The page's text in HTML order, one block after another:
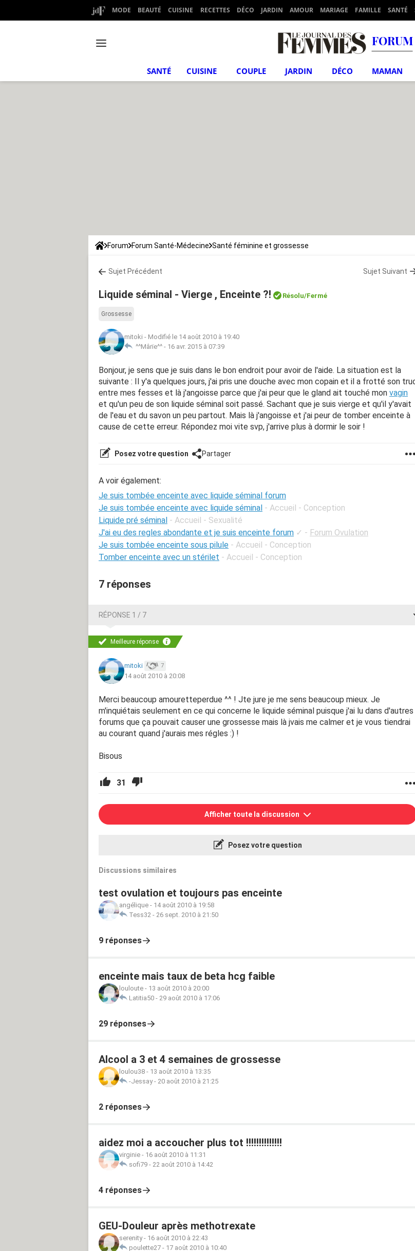
MODE BEAUTÉ CUISINE RECETTES DÉCO JARDIN AMOUR MARIAGE FAMILLE SANTÉ
FORUM
SANTÉ CUISINE COUPLE JARDIN DÉCO MAMAN
Forum Forum Santé-Médecine Santé féminine et grossesse
Sujet Précédent Sujet Suivant
Liquide séminal - Vierge , Enceinte ?! Résolu/Fermé
Grossesse
mitoki - Modifié le 14 août 2010 à 19:40
^^Mârïe^^ - 16 avr. 2015 à 07:39
Bonjour, je sens que je suis dans le bon endroit pour avoir de l'aide. La situation est la
suivante : Il y'a quelques jours, j'ai pris une douche avec mon copain et il a frotté son
entre mes fesses et là j'angoisse parce que j'ai peur que le gland ait touché mon vagin
et qu'un peu de son liquide séminal soit passé. Sachant que je suis vierge et qu'il y'avait
de l'eau et du savon un peu partout. Mais là j'angoisse et j'ai peur de tomber enceinte à
cause de cette erreur. Répondez moi vite svp, j'arrive plus à dormir le soir !
Posez votre question Partager
A voir également:
Je suis tombée enceinte avec liquide séminal forum
Je suis tombée enceinte avec liquide séminal - Accueil - Conception
Liquide pré séminal - Accueil - Sexualité
J'ai eu des regles abondante et je suis enceinte forum ✓ - Forum Ovulation
Je suis tombée enceinte sous pilule - Accueil - Conception
Tomber enceinte avec un stérilet - Accueil - Conception
7 réponses
RÉPONSE 1 / 7
Meilleure réponse
mitoki 7
14 août 2010 à 20:08
Merci beaucoup amouretteperdue ^^ ! Jte jure je me sens beaucoup mieux. Je
m'inquiétais seulement en ce qui concerne le liquide séminal puisque j'ai lu dans d'autres
forums que ça pouvait causer une grossesse mais là jvais me calmer et je vous tiendrai
au courant quand j'aurais mes régles :) !
Bisous
31
Afficher toute la discussion
Posez votre question
Discussions similaires
test ovulation et toujours pas enceinte
angélique - 14 août 2010 à 19:58
Tess32 - 26 sept. 2010 à 21:50
9 réponses
enceinte mais taux de beta hcg faible
louloute - 13 août 2010 à 20:00
Latitia50 - 29 août 2010 à 17:06
29 réponses
Alcool a 3 et 4 semaines de grossesse
loulou38 - 13 août 2010 à 13:35
-Jessay- 20 août 2010 à 21:25
2 réponses
aidez moi a accoucher plus tot !!!!!!!!!!!!!!
virginie - 16 août 2010 à 11:31
sofi79 - 22 août 2010 à 14:42
4 réponses
GEU-Douleur après methotrexate
serenity- 16 août 2010 à 22:43
poulette27 - 17 août 2010 à 10:40